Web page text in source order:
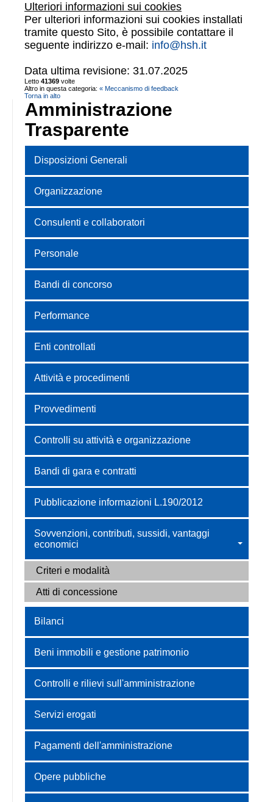
Ulteriori informazioni sui cookies
Per ulteriori informazioni sui cookies installati
tramite questo Sito, è possibile contattare il
seguente indirizzo e-mail: info@hsh.it
Data ultima revisione: 31.07.2025
Letto 41369 volte
Altro in questa categoria: « Meccanismo di feedback
Torna in alto
Amministrazione
Trasparente
Disposizioni Generali
Organizzazione
Consulenti e collaboratori
Personale
Bandi di concorso
Performance
Enti controllati
Attività e procedimenti
Provvedimenti
Controlli su attività e organizzazione
Bandi di gara e contratti
Pubblicazione informazioni L.190/2012
Sovvenzioni, contributi, sussidi, vantaggi
economici
Criteri e modalità
Atti di concessione
Bilanci
Beni immobili e gestione patrimonio
Controlli e rilievi sull'amministrazione
Servizi erogati
Pagamenti dell'amministrazione
Opere pubbliche